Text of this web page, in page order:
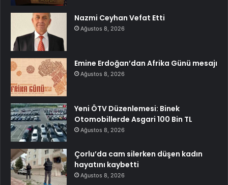
Nazmi Ceyhan Vefat Etti
Ağustos 8, 2026
Emine Erdoğan’dan Afrika Günü mesajı
Ağustos 8, 2026
Yeni ÖTV Düzenlemesi: Binek
Otomobillerde Asgari 100 Bin TL
Ağustos 8, 2026
Çorlu’da cam silerken düşen kadın
hayatını kaybetti
Ağustos 8, 2026